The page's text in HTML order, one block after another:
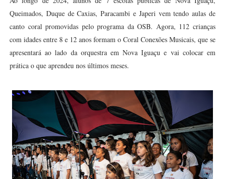
Queimados, Duque de Caxias, Paracambi e Japeri vem tendo aulas de
canto coral promovidas pelo programa da OSB. Agora, 112 crianças
com idades entre 8 e 12 anos formam o Coral Conexões Musicais, que se
apresentará ao lado da orquestra em Nova Iguaçu e vai colocar em
prática o que aprendeu nos últimos meses.